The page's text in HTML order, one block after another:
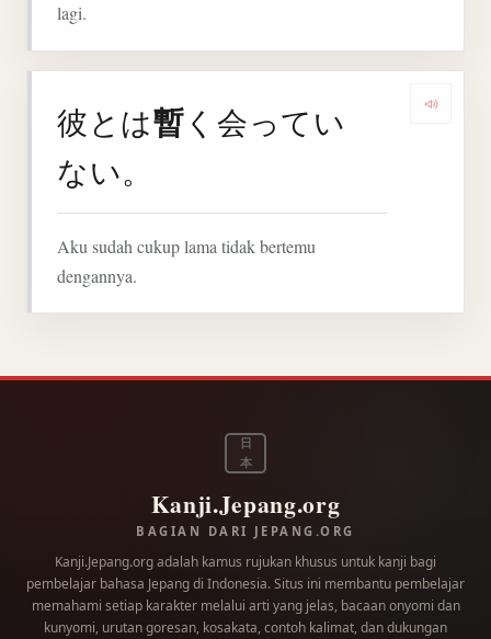
lagi.
彼とは暫く会ってい
ない。
Aku sudah cukup lama tidak bertemu
dengannya.
日
本
Kanji.Jepang.org
BAGIAN DARI JEPANG.ORG
Kanji.Jepang.org adalah kamus rujukan khusus untuk kanji bagi
pembelajar bahasa Jepang di Indonesia. Situs ini membantu pembelajar
memahami setiap karakter melalui arti yang jelas, bacaan onyomi dan
kunyomi, urutan goresan, kosakata, contoh kalimat, dan dukungan